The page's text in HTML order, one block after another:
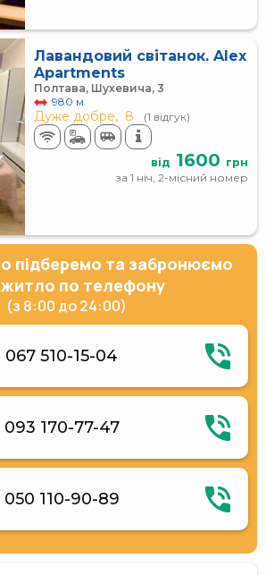
Лавандовий світанок. Alex
Apartments
Полтава, Шухевича, 3
980 м
Дуже добре, 8 (1 відгук)
від 1600 грн
за 1 ніч, 2-місний номер
підберемо та забронюємо
по телефону
(з 8:00 до 24:00)
067 510-15-04
093 170-77-47
050 110-90-89